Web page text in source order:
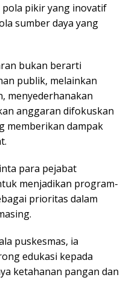
pikir yang inovatif
sumber daya yang
bukan berarti
publik, melainkan
menyederhanakan
anggaran difokuskan
memberikan dampak
para pejabat
menjadikan program-
prioritas dalam
puskesmas, ia
edukasi kepada
ketahanan pangan dan